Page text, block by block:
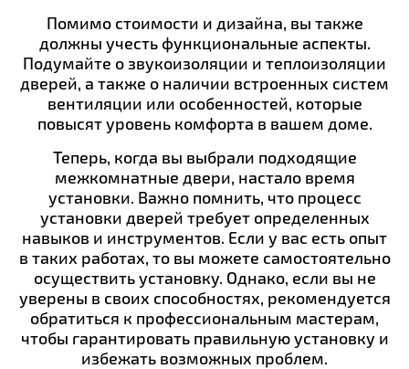
Помимо стоимости и дизайна, вы также
должны учесть функциональные аспекты.
Подумайте о звукоизоляции и теплоизоляции
дверей, а также о наличии встроенных систем
вентиляции или особенностей, которые
повысят уровень комфорта в вашем доме.
Теперь, когда вы выбрали подходящие
межкомнатные двери, настало время
установки. Важно помнить, что процесс
установки дверей требует определенных
навыков и инструментов. Если у вас есть опыт
в таких работах, то вы можете самостоятельно
осуществить установку. Однако, если вы не
уверены в своих способностях, рекомендуется
обратиться к профессиональным мастерам,
чтобы гарантировать правильную установку и
избежать возможных проблем.